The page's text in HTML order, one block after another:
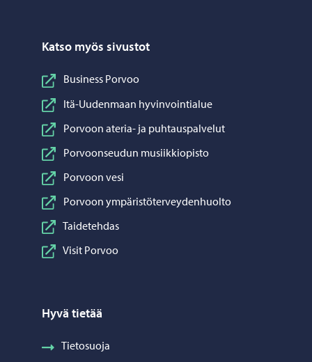
Katso myös sivustot
Business Porvoo
Itä-Uudenmaan hyvinvointialue
Porvoon ateria- ja puhtauspalvelut
Porvoonseudun musiikkiopisto
Porvoon vesi
Porvoon ympäristöterveydenhuolto
Taidetehdas
Visit Porvoo
Hyvä tietää
Tietosuoja